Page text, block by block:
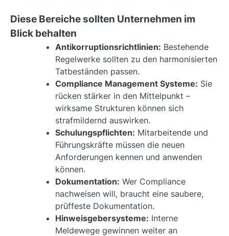
Diese Bereiche sollten Unternehmen im
Blick behalten
Antikorruptionsrichtlinien: Bestehende
Regelwerke sollten zu den harmonisierten
Tatbeständen passen.
Compliance Management Systeme: Sie
rücken stärker in den Mittelpunkt –
wirksame Strukturen können sich
strafmildernd auswirken.
Schulungspflichten: Mitarbeitende und
Führungskräfte müssen die neuen
Anforderungen kennen und anwenden
können.
Dokumentation: Wer Compliance
nachweisen will, braucht eine saubere,
prüffeste Dokumentation.
Hinweisgebersysteme: Interne
Meldewege gewinnen weiter an